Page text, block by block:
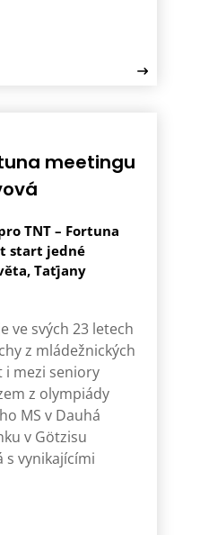
meetingu
TNT – Fortuna
start jedné
Taťjany
ve svých 23 letech
z mládežnických
i mezi seniory
z olympiády
MS v Dauhá
v Götzisu
s vynikajícími